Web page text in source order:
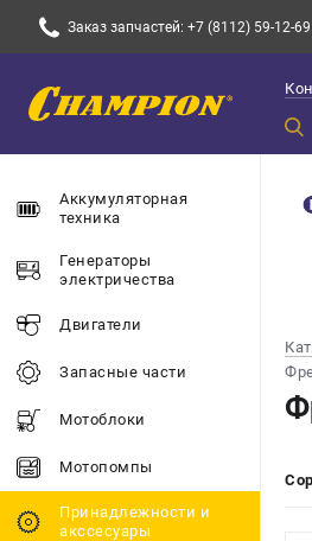
Заказ запчастей: +7 (8112) 59-12-69
Аккумуляторная
техника
Генераторы
электричества
Двигатели
Запасные части
Мотоблоки
Мотопомпы
Принадлежности и
акссесуары